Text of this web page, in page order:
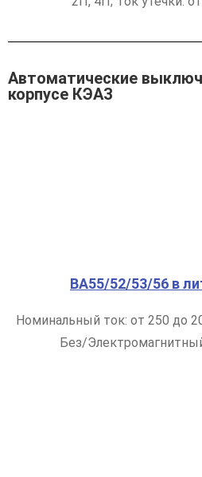
Автоматические
корпусе КЭАЗ
ВА55/52/53/56 в
Номинальный ток: от 250 до
Без/